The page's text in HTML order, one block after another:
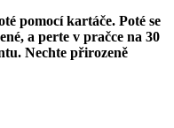
pomocí kartáče. Poté se
a perte v pračce na 30
Nechte přirozeně